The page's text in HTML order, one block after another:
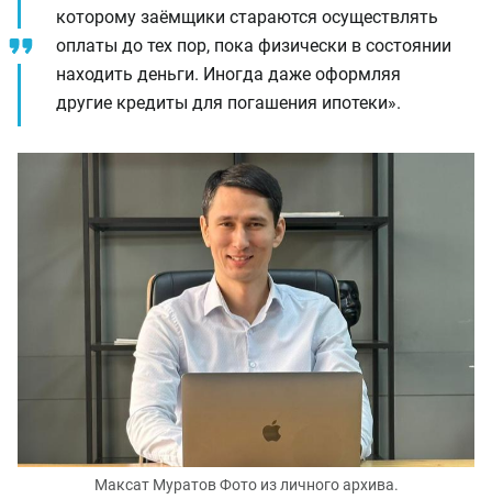
которому заёмщики стараются осуществлять
оплаты до тех пор, пока физически в состоянии
находить деньги. Иногда даже оформляя
другие кредиты для погашения ипотеки».
Максат Муратов Фото из личного архива.